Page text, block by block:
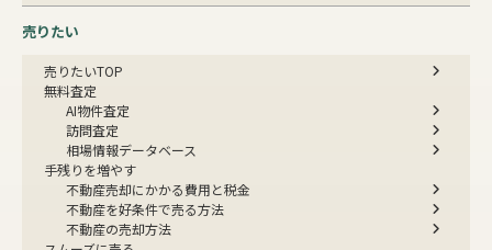
売りたい
売りたいTOP
無料査定
AI物件査定
訪問査定
相場情報データベース
手残りを増やす
不動産売却にかかる費用と税金
不動産を好条件で売る方法
不動産の売却方法